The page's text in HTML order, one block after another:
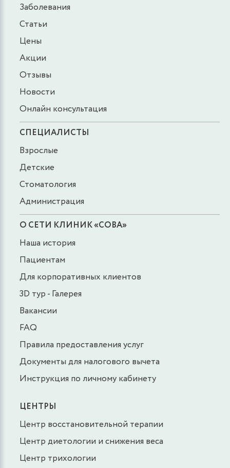
Заболевания
Статьи
Цены
Акции
Отзывы
Новости
Онлайн консультация
СПЕЦИАЛИСТЫ
Взрослые
Детские
Стоматология
Администрация
О СЕТИ КЛИНИК «СОВА»
Наша история
Пациентам
Для корпоративных клиентов
3D тур - Галерея
Вакансии
FAQ
Правила предоставления услуг
Документы для налогового вычета
Инструкция по личному кабинету
ЦЕНТРЫ
Центр восстановительной терапии
Центр диетологии и снижения веса
Центр трихологии